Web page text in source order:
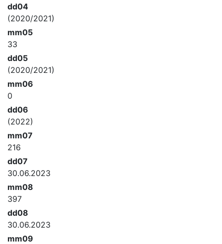
dd04
(2020/2021)
mm05
33
dd05
(2020/2021)
mm06
0
dd06
(2022)
mm07
216
dd07
30.06.2023
mm08
397
dd08
30.06.2023
mm09